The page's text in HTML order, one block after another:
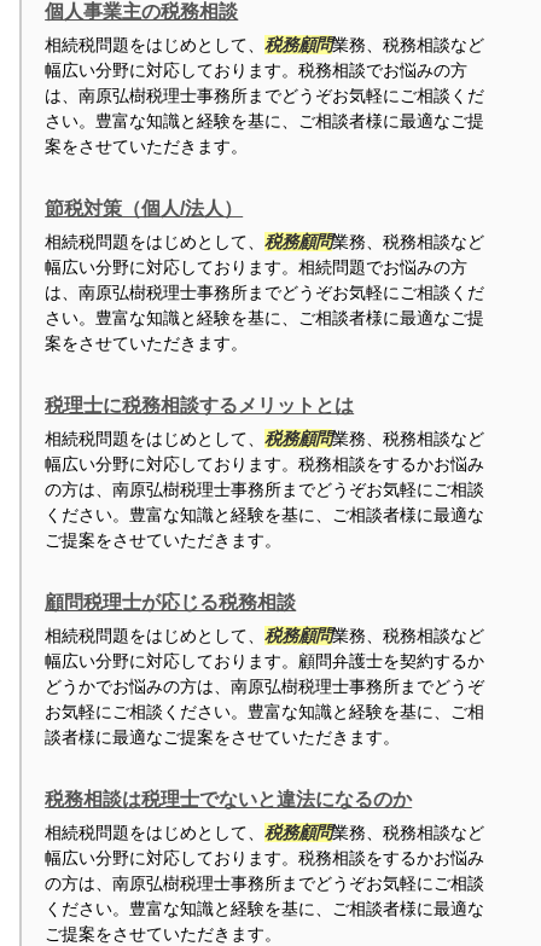
個人事業主の税務相談
相続税問題をはじめとして、税務顧問業務、税務相談など
幅広い分野に対応しております。税務相談でお悩みの方
は、南原弘樹税理士事務所までどうぞお気軽にご相談くだ
さい。豊富な知識と経験を基に、ご相談者様に最適なご提
案をさせていただきます。
節税対策（個人/法人）
相続税問題をはじめとして、税務顧問業務、税務相談など
幅広い分野に対応しております。相続問題でお悩みの方
は、南原弘樹税理士事務所までどうぞお気軽にご相談くだ
さい。豊富な知識と経験を基に、ご相談者様に最適なご提
案をさせていただきます。
税理士に税務相談するメリットとは
相続税問題をはじめとして、税務顧問業務、税務相談など
幅広い分野に対応しております。税務相談をするかお悩み
の方は、南原弘樹税理士事務所までどうぞお気軽にご相談
ください。豊富な知識と経験を基に、ご相談者様に最適な
ご提案をさせていただきます。
顧問税理士が応じる税務相談
相続税問題をはじめとして、税務顧問業務、税務相談など
幅広い分野に対応しております。顧問弁護士を契約するか
どうかでお悩みの方は、南原弘樹税理士事務所までどうぞ
お気軽にご相談ください。豊富な知識と経験を基に、ご相
談者様に最適なご提案をさせていただきます。
税務相談は税理士でないと違法になるのか
相続税問題をはじめとして、税務顧問業務、税務相談など
幅広い分野に対応しております。税務相談をするかお悩み
の方は、南原弘樹税理士事務所までどうぞお気軽にご相談
ください。豊富な知識と経験を基に、ご相談者様に最適な
ご提案をさせていただきます。